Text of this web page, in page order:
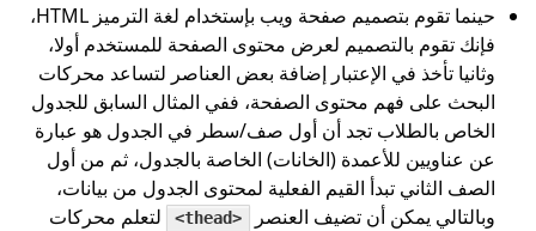
حينما تقوم بتصميم صفحة ويب بإستخدام لغة الترميز HTML،
فإنك تقوم بالتصميم لعرض محتوى الصفحة للمستخدم أولا،
وثانيا تأخذ في الإعتبار إضافة بعض العناصر لتساعد محركات
البحث على فهم محتوى الصفحة، ففي المثال السابق للجدول
الخاص بالطلاب تجد أن أول صف/سطر في الجدول هو عبارة
عن عناويين للأعمدة (الخانات) الخاصة بالجدول، ثم من أول
الصف الثاني تبدأ القيم الفعلية لمحتوى الجدول من بيانات،
وبالتالي يمكن أن تضيف العنصر
<thead>
لتعلم محركات